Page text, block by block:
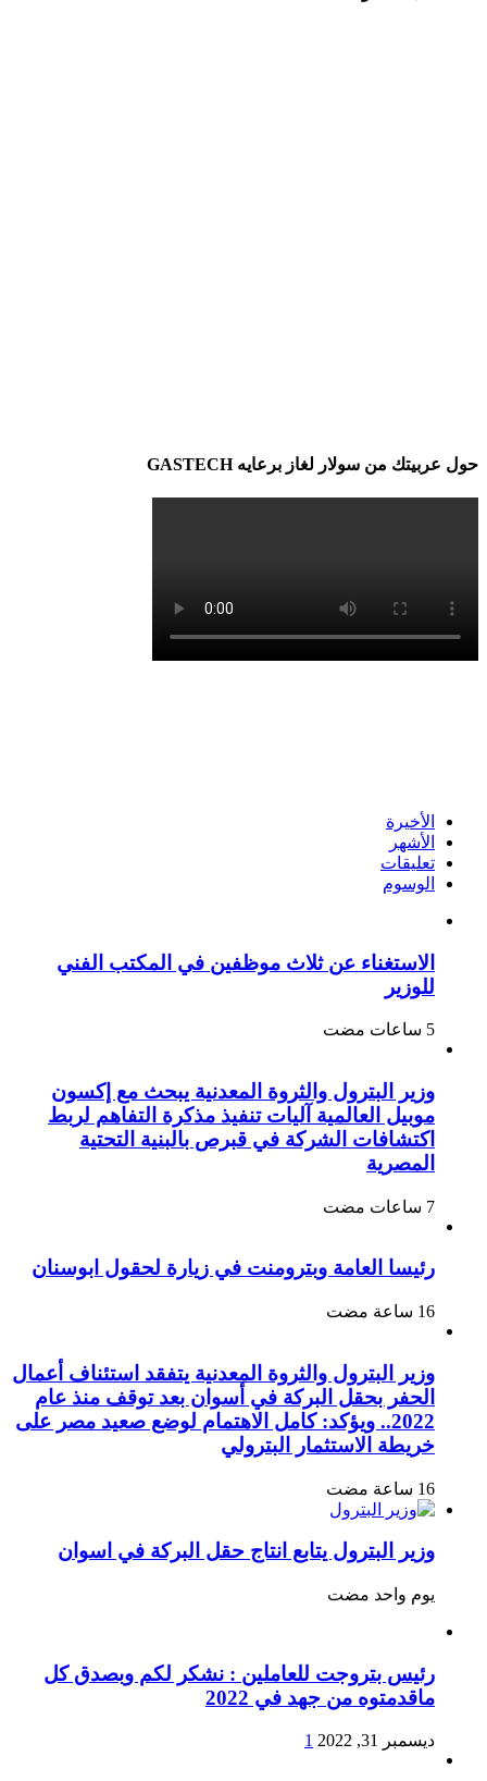
حول عربيتك من سولار لغاز برعايه GASTECH
الأخيرة
الأشهر
تعليقات
الوسوم
الاستغناء عن ثلاث موظفين في المكتب الفني
للوزير
وزير البترول والثروة المعدنية يبحث مع إكسون
موبيل العالمية آليات تنفيذ مذكرة التفاهم لربط
اكتشافات الشركة في قبرص بالبنية التحتية
المصرية
رئيسا العامة وبترومنت في زيارة لحقول ابوسنان
وزير البترول والثروة المعدنية يتفقد استئناف أعمال
الحفر بحقل البركة في أسوان بعد توقف منذ عام
2022.. ويؤكد: كامل الاهتمام لوضع صعيد مصر على
خريطة الاستثمار البترولي
وزير البترول يتابع انتاج حقل البركة في اسوان
‏يوم واحد مضت
رئيس بتروجت للعاملين : نشكر لكم وبصدق كل
ماقدمتوه من جهد في 2022
ديسمبر 31, 2022 1